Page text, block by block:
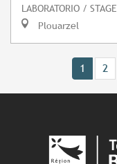
LABORATORIO / STAGE
Plouarzel
1 2